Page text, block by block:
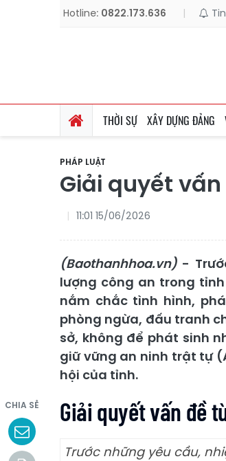
Hotline: 0822.173.636 |
THỜI SỰ XÂY DỰNG ĐẢNG
PHÁP LUẬT
Giải quyết
11:01 15/06/2026
(Baothanhhoa.vn) -
lượng công an trong
nắm chắc tình hình,
phòng ngừa, đấu tranh
sở, không để phát sinh
giữ vững an ninh trật tự
hội của tỉnh.
CHIA SẺ Giải quyết vấn đề
Trước những yêu cầu,